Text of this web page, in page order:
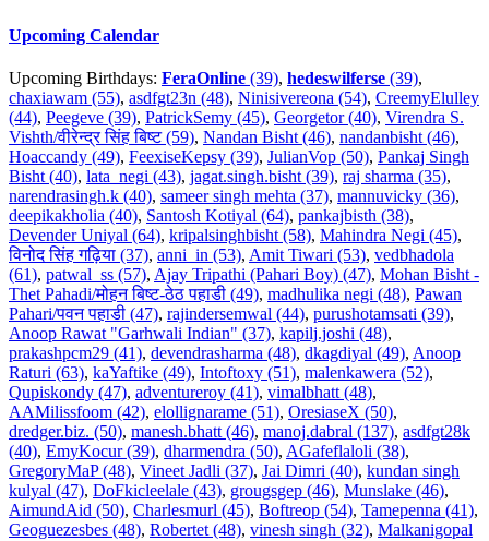
Upcoming Calendar
Upcoming Birthdays: FeraOnline (39), hedeswilferse (39),
chaxiawam (55), asdfgt23n (48), Ninisivereona (54), CreemyElulley
(44), Peegeve (39), PatrickSemy (45), Georgetor (40), Virendra S.
Vishth/वीरेन्द्र सिंह बिष्ट (59), Nandan Bisht (46), nandanbisht (46),
Hoaccandy (49), FeexiseKepsy (39), JulianVop (50), Pankaj Singh
Bisht (40), lata_negi (43), jagat.singh.bisht (39), raj sharma (35),
narendrasingh.k (40), sameer singh mehta (37), mannuvicky (36),
deepikakholia (40), Santosh Kotiyal (64), pankajbisth (38),
Devender Uniyal (64), kripalsinghbisht (58), Mahindra Negi (45),
विनोद सिंह गढ़िया (37), anni_in (53), Amit Tiwari (53), vedbhadola
(61), patwal_ss (57), Ajay Tripathi (Pahari Boy) (47), Mohan Bisht -
Thet Pahadi/मोहन बिष्ट-ठेठ पहाडी (49), madhulika negi (48), Pawan
Pahari/पवन पहाडी (47), rajindersemwal (44), purushotamsati (39),
Anoop Rawat "Garhwali Indian" (37), kapilj.joshi (48),
prakashpcm29 (41), devendrasharma (48), dkagdiyal (49), Anoop
Raturi (63), kaYaftike (49), Intoftoxy (51), malenkawera (52),
Qupiskondy (47), adventureroy (41), vimalbhatt (48),
AAMilissfoom (42), elollignarame (51), OresiaseX (50),
dredger.biz. (50), manesh.bhatt (46), manoj.dabral (137), asdfgt28k
(40), EmyKocur (39), dharmendra (50), AGafeflaloli (38),
GregoryMaP (48), Vineet Jadli (37), Jai Dimri (40), kundan singh
kulyal (47), DoFkicleelale (43), grougsgep (46), Munslake (46),
AimundAid (50), Charlesmurl (45), Boftreop (54), Tamepenna (41),
Geoguezesbes (48), Robertet (48), vinesh singh (32), Malkanigopal